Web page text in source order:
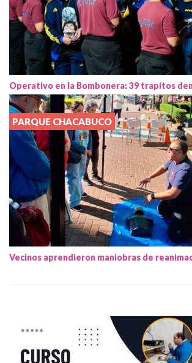
Operativo en la Bombonera: 39 trapitos
PARQUE CHACABUCO
Vecinos aprendieron maniobras de